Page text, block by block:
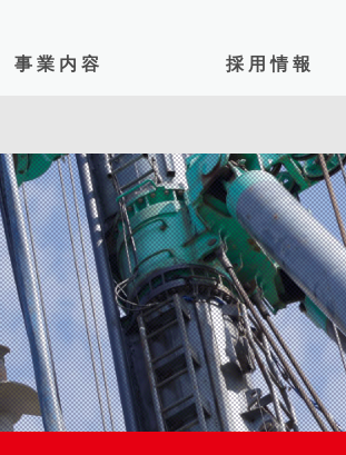
事 業 内 容 採 用 情 報